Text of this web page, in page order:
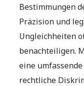
Bestimmungen
Präzision und
Ungleichheiten
benachteiligen.
eine
rechtliche